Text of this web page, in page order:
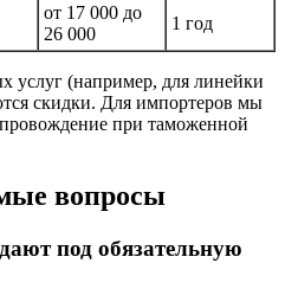
от 17 000 до
26 000
1 год
услуг (например, для линейки
скидки. Для импортеров мы
при таможенной
вопросы
под обязательную